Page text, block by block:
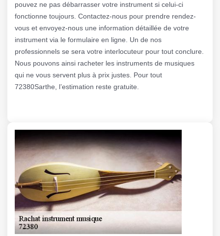
pouvez ne pas débarrasser votre instrument si celui-ci
fonctionne toujours. Contactez-nous pour prendre rendez-
vous et envoyez-nous une information détaillée de votre
instrument via le formulaire en ligne. Un de nos
professionnels se sera votre interlocuteur pour tout conclure.
Nous pouvons ainsi racheter les instruments de musiques
qui ne vous servent plus à prix justes. Pour tout
72380Sarthe, l’estimation reste gratuite.